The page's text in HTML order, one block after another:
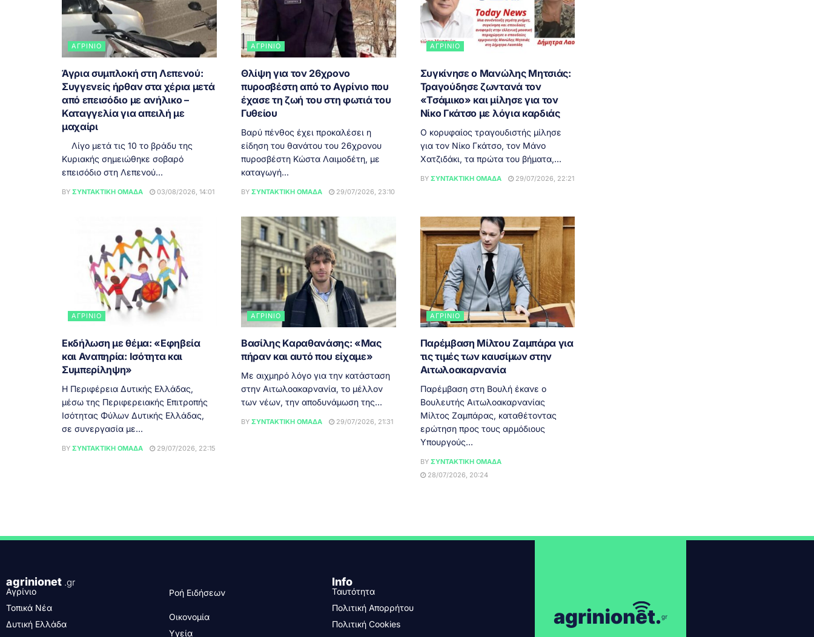
ΑΓΡΊΝΙΟ
Άγρια συμπλοκή στη Λεπενού:
Συγγενείς ήρθαν στα χέρια μετά
από επεισόδιο με ανήλικο –
Καταγγελία για απειλή με
μαχαίρι
Λίγο μετά τις 10 το βράδυ της
Κυριακής σημειώθηκε σοβαρό
επεισόδιο στη Λεπενού...
BY ΣΥΝΤΑΚΤΙΚΉ ΟΜΆΔΑ 03/08/2026, 14:01
ΑΓΡΊΝΙΟ
Θλίψη για τον 26χρονο
πυροσβέστη από το Αγρίνιο που
έχασε τη ζωή του στη φωτιά του
Γυθείου
Βαρύ πένθος έχει προκαλέσει η
είδηση του θανάτου του 26χρονου
πυροσβέστη Κώστα Λαιμοδέτη, με
καταγωγή...
BY ΣΥΝΤΑΚΤΙΚΉ ΟΜΆΔΑ 29/07/2026, 23:10
ΑΓΡΊΝΙΟ
Συγκίνησε ο Μανώλης Μητσιάς:
Τραγούδησε ζωντανά τον
«Τσάμικο» και μίλησε για τον
Νίκο Γκάτσο με λόγια καρδιάς
Ο κορυφαίος τραγουδιστής μίλησε
για τον Νίκο Γκάτσο, τον Μάνο
Χατζιδάκι, τα πρώτα του βήματα,...
BY ΣΥΝΤΑΚΤΙΚΉ ΟΜΆΔΑ 29/07/2026, 22:21
ΑΓΡΊΝΙΟ
Εκδήλωση με θέμα: «Εφηβεία
και Αναπηρία: Ισότητα και
Συμπερίληψη»
Η Περιφέρεια Δυτικής Ελλάδας,
μέσω της Περιφερειακής Επιτροπής
Ισότητας Φύλων Δυτικής Ελλάδας,
σε συνεργασία με...
BY ΣΥΝΤΑΚΤΙΚΉ ΟΜΆΔΑ 29/07/2026, 22:15
ΑΓΡΊΝΙΟ
Βασίλης Καραθανάσης: «Μας
πήραν και αυτό που είχαμε»
Με αιχμηρό λόγο για την κατάσταση
στην Αιτωλοακαρνανία, το μέλλον
των νέων, την αποδυνάμωση της...
BY ΣΥΝΤΑΚΤΙΚΉ ΟΜΆΔΑ 29/07/2026, 21:31
ΑΓΡΊΝΙΟ
Παρέμβαση Μίλτου Ζαμπάρα για
τις τιμές των καυσίμων στην
Αιτωλοακαρνανία
Παρέμβαση στη Βουλή έκανε ο
Βουλευτής Αιτωλοακαρνανίας
Μίλτος Ζαμπάρας, καταθέτοντας
ερώτηση προς τους αρμόδιους
Υπουργούς...
BY ΣΥΝΤΑΚΤΙΚΉ ΟΜΆΔΑ
28/07/2026, 20:24
agrinionet .gr
Αγρίνιο
Τοπικά Νέα
Δυτική Ελλάδα
Ροή Ειδήσεων
Οικονομία
Υγεία
Info
Ταυτότητα
Πολιτική Απορρήτου
Πολιτική Cookies